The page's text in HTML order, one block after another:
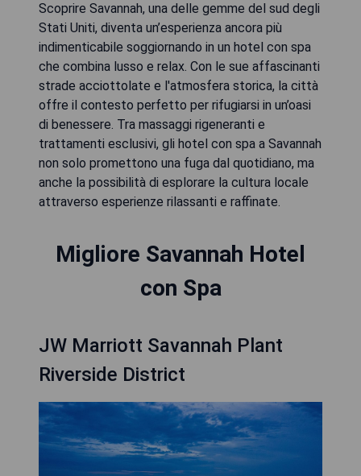
Scoprire Savannah, una delle gemme del sud degli
Stati Uniti, diventa un’esperienza ancora più
indimenticabile soggiornando in un hotel con spa
che combina lusso e relax. Con le sue affascinanti
strade acciottolate e l'atmosfera storica, la città
offre il contesto perfetto per rifugiarsi in un’oasi
di benessere. Tra massaggi rigeneranti e
trattamenti esclusivi, gli hotel con spa a Savannah
non solo promettono una fuga dal quotidiano, ma
anche la possibilità di esplorare la cultura locale
attraverso esperienze rilassanti e raffinate.
Migliore Savannah Hotel
con Spa
JW Marriott Savannah Plant
Riverside District